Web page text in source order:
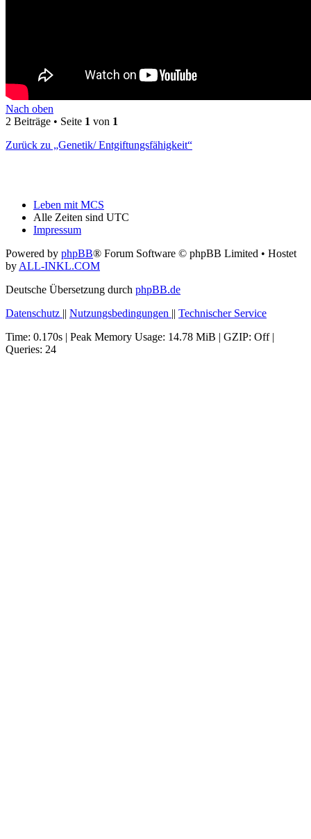
Nach oben
2 Beiträge • Seite 1 von 1
Zurück zu „Genetik/ Entgiftungsfähigkeit“
Leben mit MCS
Alle Zeiten sind UTC
Impressum
Powered by phpBB® Forum Software © phpBB Limited • Hostet
by ALL-INKL.COM
Deutsche Übersetzung durch phpBB.de
Datenschutz || Nutzungsbedingungen || Technischer Service
Time: 0.170s | Peak Memory Usage: 14.78 MiB | GZIP: Off |
Queries: 24